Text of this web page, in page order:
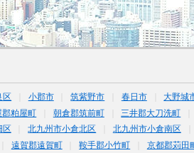
区 小郡市 筑紫野市 春日市 大野城
郡粕屋町 朝倉郡筑前町 三井郡大刀洗町
区 北九州市小倉北区
北九州市小倉南区
遠賀郡遠賀町 鞍手郡小竹町
京都郡苅田